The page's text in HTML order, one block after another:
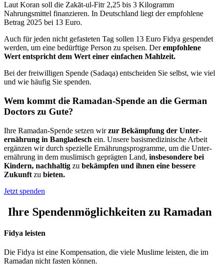
Laut Koran soll die Zakāt-ul-Fitr 2,25 bis 3 Kilogramm
Nahrungsmittel finanzieren. In Deutschland liegt der empfohlene
Betrag 2025 bei 13 Euro.
Auch für jeden nicht gefasteten Tag sollen 13 Euro Fidya gespendet
werden, um eine bedürftige Person zu speisen. Derempfohlene
Wert entspricht dem Wert einer einfachen Mahlzeit.
Bei der freiwilligen Spende (Sadaqa) entscheiden Sie selbst, wie viel
und wie häufig Sie spenden.
Wem kommt die Ramadan-Spende an die German
Doctors zu Gute?
Ihre Ramadan-Spende setzen wirzur Be­kämpfung der Unter­
ernährung in Bangladesch ein. Unsere basismedizinische Arbeit
ergänzen wir durch spezielle Er­nährungs­programme, um die Unter­
ernährung in dem muslimisch ge­prägten Land, insbesondere bei
Kindern, nach­haltig zu bekämpfen und ihnen eine bessere
Zukunft zu bieten.
Jetzt spenden
Ihre Spendenmöglichkeiten zu Ramadan
Fidya leisten
Die Fidya ist eine Kompen­sation, die viele Muslime leisten, die im
Ramadan nicht fasten können.